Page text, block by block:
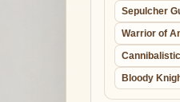
Sepulcher
Warrior of
Bloody